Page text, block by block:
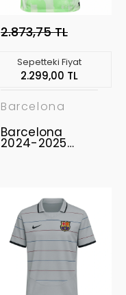
2.873,75 TL
Sepetteki Fiyat
2.299,00 TL
Barcelona
Barcelona
2024-2025